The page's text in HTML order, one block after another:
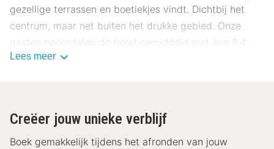
gezellige terrassen en boetiekjes vindt. Dichtbij het
centrum, maar net buiten het drukke gebied. Onze
gasten beoordelen dit hotel gemiddeld met een 8.4.
Valkenburg in het Zuid-Limburgse Valkenburg biedt
voor ieder wat wils. Zoek de gezelligheid op in het
Lees meer
Creëer jouw unieke verblijf
Boek gemakkelijk tijdens het afronden van jouw